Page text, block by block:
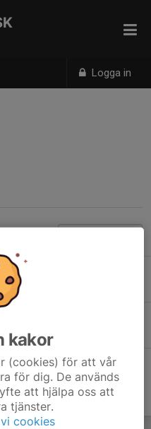
Logga in
snöäventyr
kakor
(cookies) för att vår
för dig. De används
att hjälpa oss att
tjänster.
cookies